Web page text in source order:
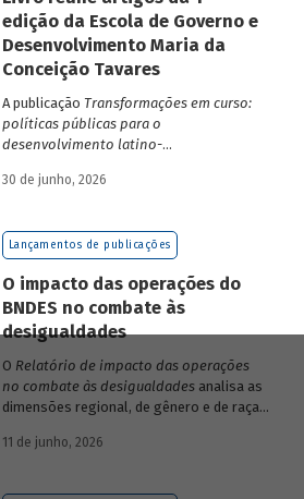
edição da Escola de Governo e
Desenvolvimento Maria da
Conceição Tavares
A publicação Transformações em curso:
políticas públicas para o
desenvolvimento latino-
da Escola de Governo e Desenvolvimento
30 de junho, 2026
Lançamentos de publicações
O impacto das operações do
BNDES no combate às
desigualdades
O Relatório de impacto das operações
no combate às desigualdadesanalisa as
dimensões regional, de gênero e de raça,
desigualdade de renda no Brasil, no
BNDES.
11 de junho, 2026